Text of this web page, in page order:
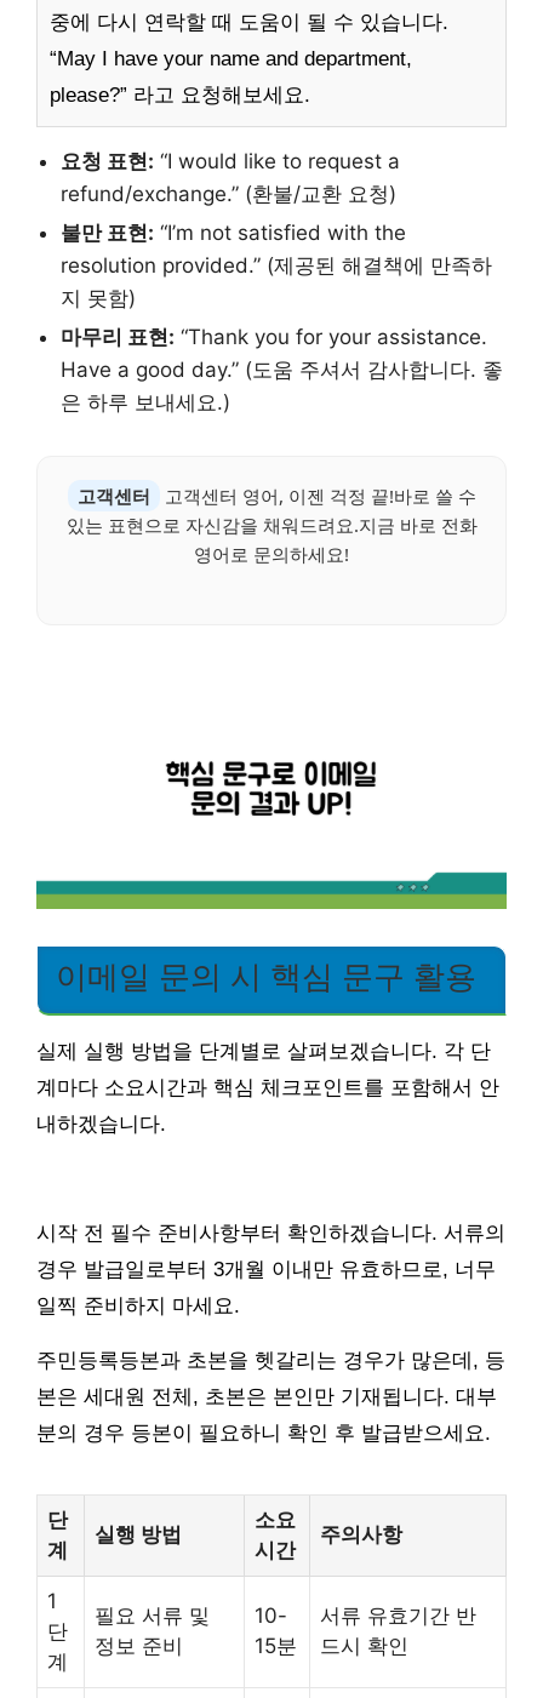
중에 다시 연락할 때 도움이 될 수 있습니다.
“May I have your name and department,
please?” 라고 요청해보세요.
요청 표현: “I would like to request a
refund/exchange.” (환불/교환 요청)
불만 표현: “I’m not satisfied with the
resolution provided.” (제공된 해결책에 만족하
지 못함)
마무리 표현: “Thank you for your assistance.
Have a good day.” (도움 주셔서 감사합니다. 좋
은 하루 보내세요.)
고객센터
고객센터 영어, 이젠 걱정 끝!바로 쓸 수
있는 표현으로 자신감을 채워드려요.지금 바로 전화
영어로 문의하세요!
이메일 문의 시 핵심 문구 활용
실제 실행 방법을 단계별로 살펴보겠습니다. 각 단
계마다 소요시간과 핵심 체크포인트를 포함해서 안
내하겠습니다.
시작 전 필수 준비사항부터 확인하겠습니다. 서류의
경우 발급일로부터 3개월 이내만 유효하므로, 너무
일찍 준비하지 마세요.
주민등록등본과 초본을 헷갈리는 경우가 많은데, 등
본은 세대원 전체, 초본은 본인만 기재됩니다. 대부
분의 경우 등본이 필요하니 확인 후 발급받으세요.
단
계
실행 방법
소요
시간
주의사항
1
단
계
필요 서류 및
정보 준비
10-
15분
서류 유효기간 반
드시 확인